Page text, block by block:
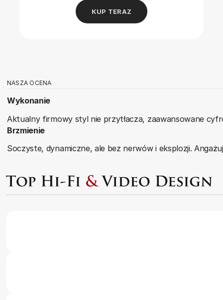
KUP TERAZ
NASZA OCENA
Wykonanie
Aktualny firmowy styl nie przytłacza, zaawansowane
Brzmienie
Soczyste, dynamiczne, ale bez nerwów i eksplozji.